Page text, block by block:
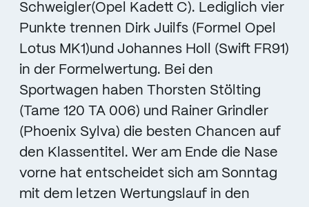
Schweigler(Opel Kadett C). Lediglich vier
Punkte trennen Dirk Juilfs (Formel Opel
Lotus MK1)und Johannes Holl (Swift FR91)
in der Formelwertung. Bei den
Sportwagen haben Thorsten Stölting
(Tame 120 TA 006) und Rainer Grindler
(Phoenix Sylva) die besten Chancen auf
den Klassentitel. Wer am Ende die Nase
vorne hat entscheidet sich am Sonntag
mit dem letzen Wertungslauf in den